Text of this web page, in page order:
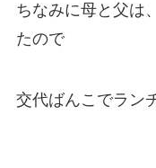
ちなみに母と父は
たので
交代ばんこでラン